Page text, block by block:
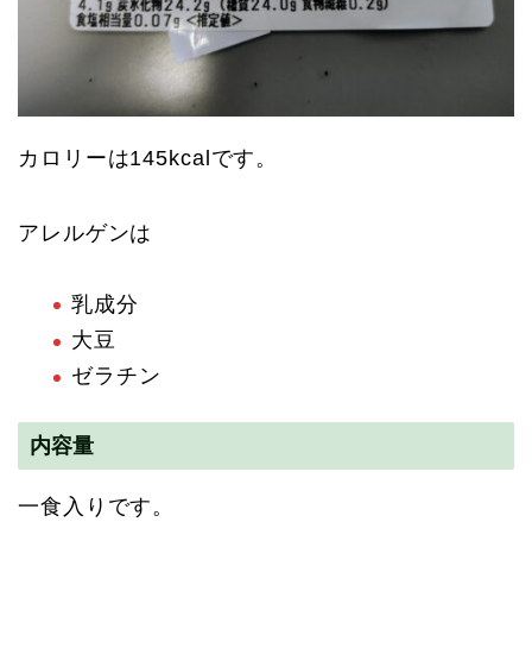
カロリーは145kcalです。
アレルゲンは
乳成分
大豆
ゼラチン
内容量
一食入りです。